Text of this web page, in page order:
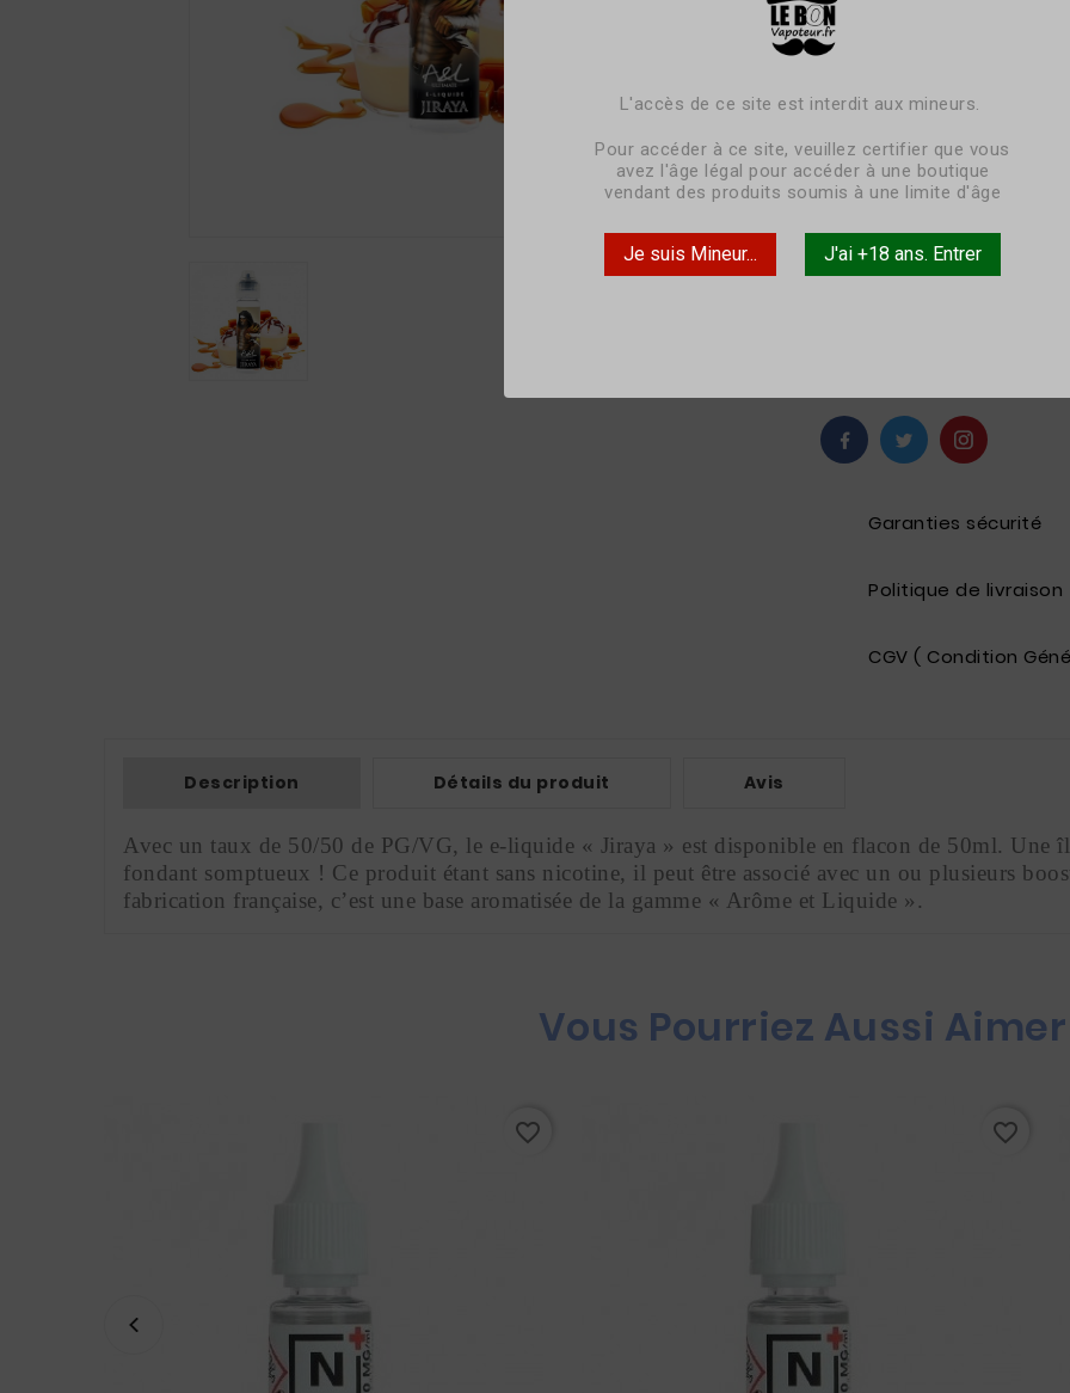
L'accès de ce site est interdit aux mineurs.
Pour accéder à ce site, veuillez certifier que vous
avez l'âge légal pour accéder à une boutique
vendant des produits soumis à une limite d'âge
Je suis Mineur... J'ai +18 ans. Entrer
 Base PG / VG 50PG /
Quantité
Garanties sécurité
Politique de livraison
CGV ( Condition
Description Détails du produit Avis
Avec un taux de 50/50 de PG/VG, le e-liquide « Jiraya » est disponible en flacon de 50ml. Une
fondant somptueux ! Ce produit étant sans nicotine, il peut être associé avec un ou plusieurs
fabrication française, c’est une base aromatisée de la gamme « Arôme et Liquide ».
Vous Pourriez Aussi Aimer
favorite_border favorite_border